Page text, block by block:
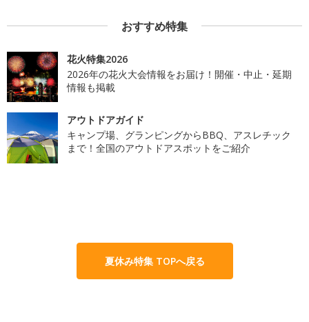
おすすめ特集
花火特集2026
2026年の花火大会情報をお届け！開催・中止・延期
情報も掲載
アウトドアガイド
キャンプ場、グランピングからBBQ、アスレチック
まで！全国のアウトドアスポットをご紹介
夏休み特集 TOPへ戻る